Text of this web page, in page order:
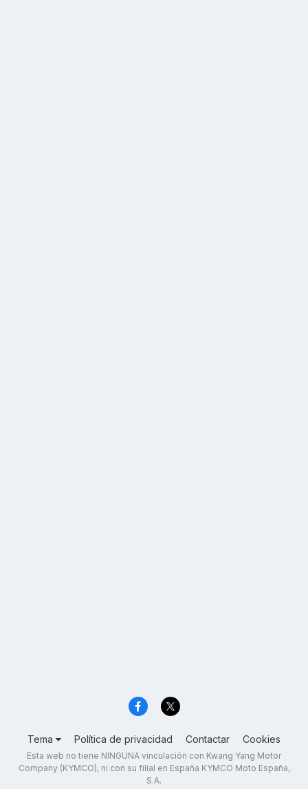
Tema Política de privacidad Contactar Cookies
Esta web no tiene NINGUNA vinculación con Kwang Yang Motor
Company (KYMCO), ni con su filial en España KYMCO Moto España,
S.A.